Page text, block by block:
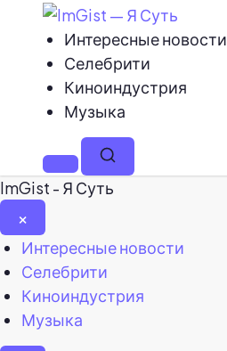
Интересные новости
Селебрити
Киноиндустрия
Музыка
МенюПоиск
ImGist - Я Суть
×
Закрыть
меню
Интересные новости
Селебрити
Киноиндустрия
Музыка